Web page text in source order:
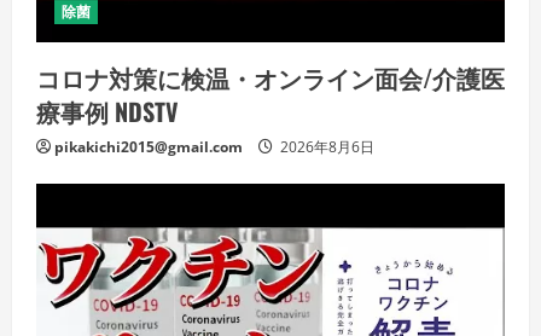
除菌
コロナ対策に検温・オンライン面会/介護医
療事例 NDSTV
pikakichi2015@gmail.com 2026年8月6日